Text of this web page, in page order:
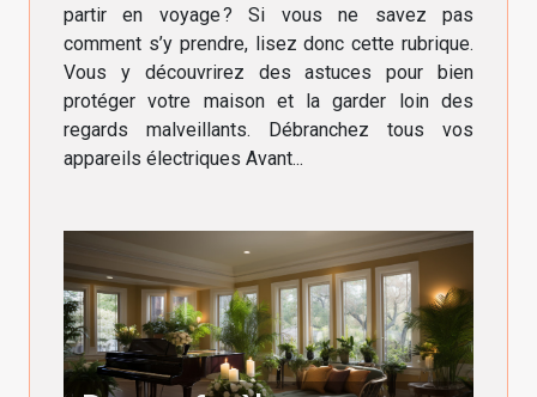
partir en voyage ? Si vous ne savez pas
comment s’y prendre, lisez donc cette rubrique.
Vous y découvrirez des astuces pour bien
protéger votre maison et la garder loin des
regards malveillants. Débranchez tous vos
appareils électriques Avant...